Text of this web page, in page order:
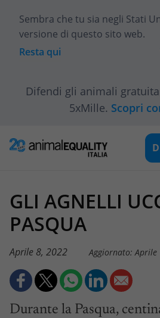
Sembra che tu sia negli Stati
versione di questo sito web.
Resta qui
Difendi gli animali
5xMille. Scopri
GLI AGNELLI
PASQUA
Aprile 8, 2022 Aggiornato: Aprile
Durante la Pasqua,